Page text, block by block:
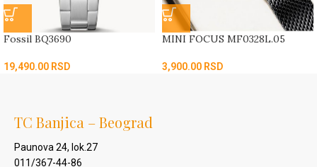
Fossil BQ3690
19,490.00 RSD
MINI FOCUS MF0328L.05
3,900.00 RSD
TC Banjica – Beograd
Paunova 24, lok.27
011/367-44-86